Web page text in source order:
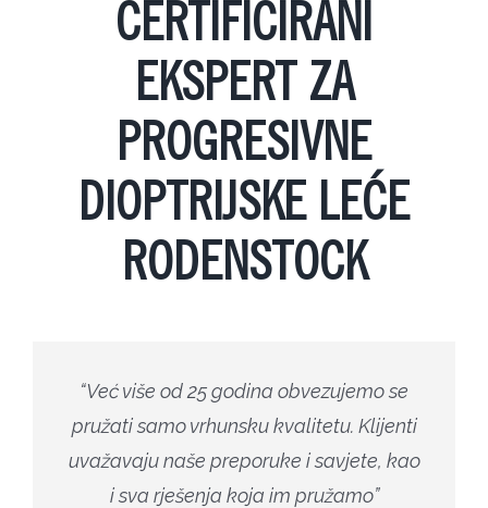
CERTIFICIRANI
EKSPERT ZA
PROGRESIVNE
DIOPTRIJSKE LEĆE
RODENSTOCK
“Već više od 25 godina obvezujemo se
pružati samo vrhunsku kvalitetu. Klijenti
uvažavaju naše preporuke i savjete, kao
i sva rješenja koja im pružamo”